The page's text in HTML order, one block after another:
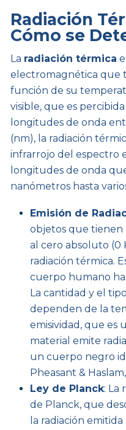
Radiación
Cómo se
La radiación térmica
electromagnética que
función de su
visible, que es
longitudes de onda
(nm), la radiación
infrarrojo del espectro
longitudes de onda
nanómetros hasta
Emisión de
objetos que
al cero absoluto (0
radiación térmica.
cuerpo humano
La cantidad y el
dependen de la
emisividad, que es
material emite
un cuerpo negro
Pheasant &
Ley de Planck: La
de Planck, que
la radiación